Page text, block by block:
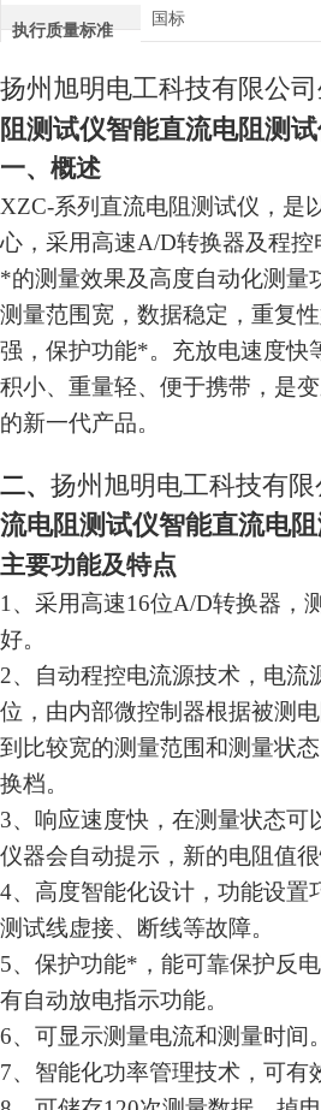
执行质量标准 国标
扬州旭明电工科技有限公
阻测试仪智能直流电阻测
一、概述
XZC-系列 直流电阻测试仪，是
心，采用高速A/D转换器及程控
*的测量效果及高度自动化测量
测量范围宽，数据稳定，重复
强，保护功能*。充放电速度快
积小、重量轻、便于携带，是
的新一代产品。
二、 扬州旭明电工科技有
流电阻测试仪智能直流电
主要功能及特点
1、采用高速16位A/D转换器，
好。
2、自动程控电流源技术，电流
位，由内部微控制器根据被测
到比较宽的测量范围和测量状
换档。
3、响应速度快，在测量状态可
仪器会自动提示，新的电阻值很
4、高度智能化设计，功能设置
测试线虚接、断线等故障。
5、保护功能*，能可靠保护反
有自动放电指示功能。
6、可显示测量电流和测量时间。
7、智能化功率管理技术，可有